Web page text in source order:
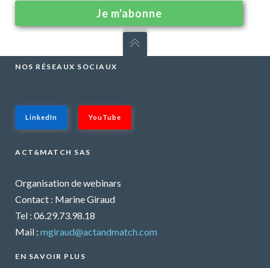
NOS RÉSEAUX SOCIAUX
LinkedIn YouTube
ACT&MATCH SAS
Organisation de webinars
Contact : Marine Giraud
Tel : 06.29.73.98.18
Mail : mgiraud@actandmatch.com
EN SAVOIR PLUS